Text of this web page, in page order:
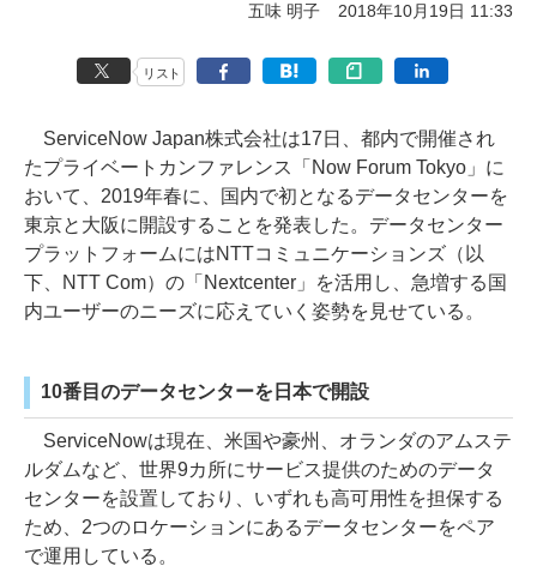
五味 明子 2018年10月19日 11:33
リスト
ServiceNow Japan株式会社は17日、都内で開催され
たプライベートカンファレンス「Now Forum Tokyo」に
おいて、2019年春に、国内で初となるデータセンターを
東京と大阪に開設することを発表した。データセンター
プラットフォームにはNTTコミュニケーションズ（以
下、NTT Com）の「Nextcenter」を活用し、急増する国
内ユーザーのニーズに応えていく姿勢を見せている。
10番目のデータセンターを日本で開設
ServiceNowは現在、米国や豪州、オランダのアムステ
ルダムなど、世界9カ所にサービス提供のためのデータ
センターを設置しており、いずれも高可用性を担保する
ため、2つのロケーションにあるデータセンターをペア
で運用している。